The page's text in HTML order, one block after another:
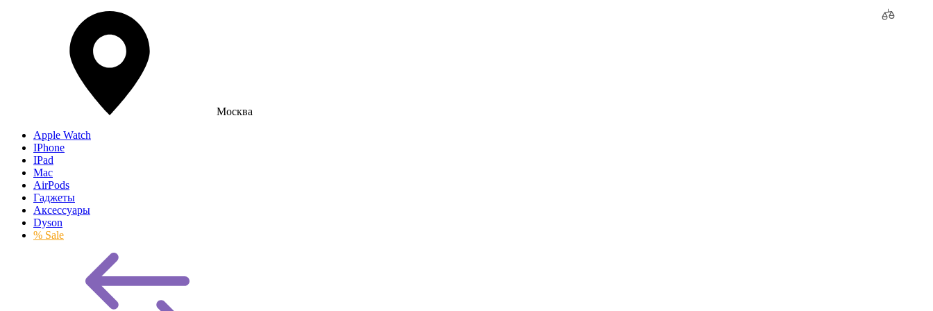
Москва
Apple Watch
IPhone
IPad
Mac
AirPods
Гаджеты
Аксессуары
Dyson
% Sale